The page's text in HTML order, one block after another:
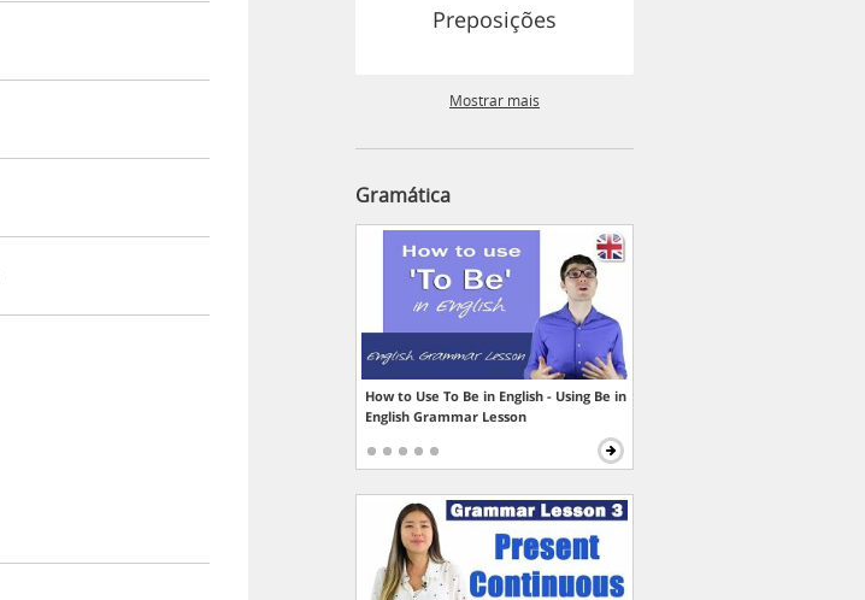
Preposições
Mostrar mais
Gramática
How to Use To Be in English - Using Be in
English Grammar Lesson